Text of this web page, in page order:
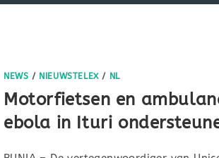
NEWS / NIEUWSTELEX/ NL
Motorfietsen en
ebola in Ituri